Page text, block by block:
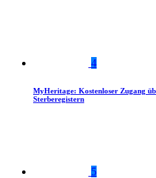
4
MyHeritage: Kostenloser Zugang
Sterberegistern
5